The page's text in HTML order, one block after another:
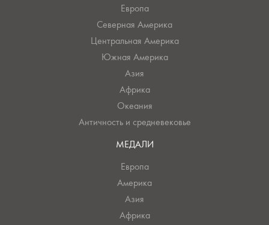
Европа
Северная Америка
Центральная Америка
Южная Америка
Азия
Африка
Океания
Античность и средневековье
МЕДАЛИ
Европа
Америка
Азия
Африка